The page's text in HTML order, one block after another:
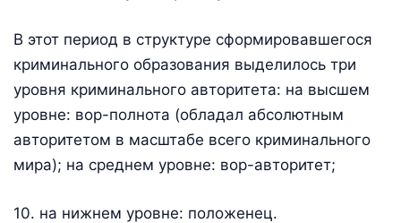
В этот период в структуре сформировавшегося
криминального образования выделилось три
уровня криминального авторитета: на высшем
уровне: вор-полнота (обладал абсолютным
авторитетом в масштабе всего криминального
мира); на среднем уровне: вор-авторитет;
10. на нижнем уровне: положенец.